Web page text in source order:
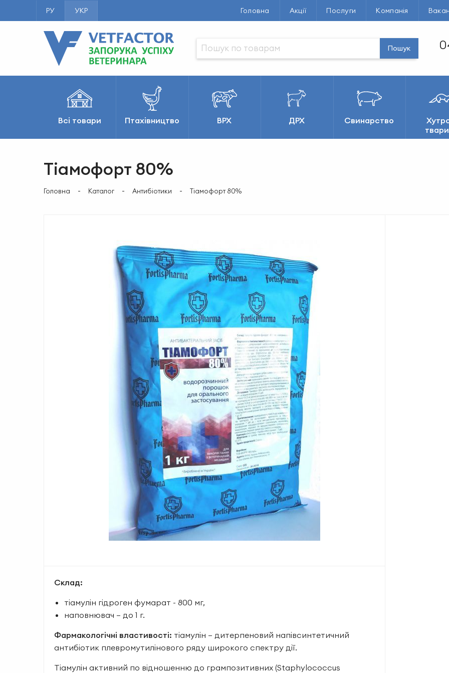
РУ УКР Головна Акції Послуги Компанія
Пошук
Всі товари Птахівництво ВРХ ДРХ Свинарство
Тіамофорт 80%
Головна Каталог Антибіотики Тіамофорт 80%
Склад:
тіамулін гідроген фумарат - 800 мг,
наповнювач – до 1 г.
Фармакологічні властивості: тіамулін – дитерпеновий напівсинтетичний
антибіотик плевромутилінового ряду широкого спектру дії.
Тіамулін активний по відношенню до грампозитивних (Staphylococcus